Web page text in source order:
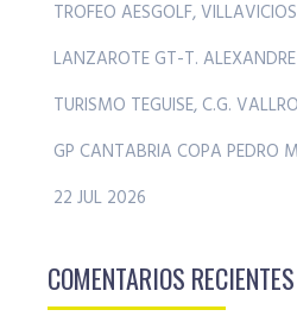
TROFEO AESGOLF,
LANZAROTE GT-T.
TURISMO TEGUISE, C.G.
GP CANTABRIA COPA PEDRO
22 JUL 2026
COMENTARIOS RECIENTES